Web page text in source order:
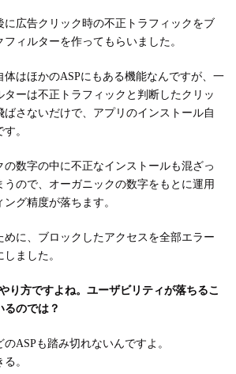
に広告クリック時の不正トラフィックをブ
ィルターを作ってもらいました。
体はほかのASPにもある機能なんですが、一
ーは不正トラフィックと判断したクリッ
ばさないだけで、アプリのインストール自
。
数字の中に不正なインストールも混ざっ
うので、オーガニックの数字をもとに運用
グ精度が落ちます。
めに、ブロックしたアクセスを全部エラー
ました。
り方ですよね。ユーザビリティが落ちるこ
るのでは？
ASPも踏み切れないんですよ。
。